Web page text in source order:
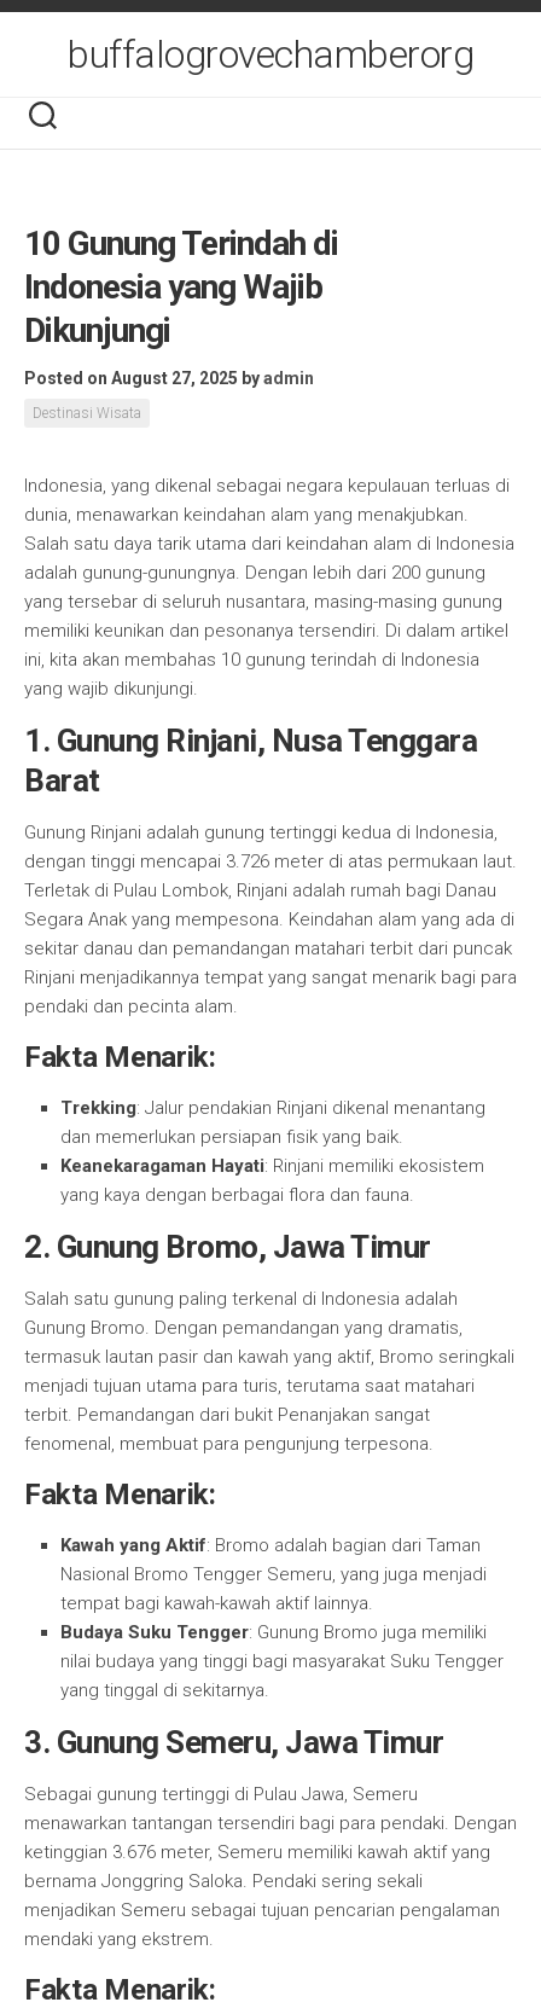
Skip
buffalogrovechamberorg
10 Gunung Terindah di
Indonesia yang Wajib
Dikunjungi
Posted on August 27, 2025 byadmin
Destinasi Wisata
Indonesia, yang dikenal sebagai negara kepulauan terluas di
dunia, menawarkan keindahan alam yang menakjubkan.
Salah satu daya tarik utama dari keindahan alam di Indonesia
adalah gunung-gunungnya. Dengan lebih dari 200 gunung
yang tersebar di seluruh nusantara, masing-masing gunung
memiliki keunikan dan pesonanya tersendiri. Di dalam artikel
ini, kita akan membahas 10 gunung terindah di Indonesia
yang wajib dikunjungi.
1. Gunung Rinjani, Nusa Tenggara
Barat
Gunung Rinjani adalah gunung tertinggi kedua di Indonesia,
dengan tinggi mencapai 3.726 meter di atas permukaan laut.
Terletak di Pulau Lombok, Rinjani adalah rumah bagi Danau
Segara Anak yang mempesona. Keindahan alam yang ada di
sekitar danau dan pemandangan matahari terbit dari puncak
Rinjani menjadikannya tempat yang sangat menarik bagi para
pendaki dan pecinta alam.
Fakta Menarik:
Trekking: Jalur pendakian Rinjani dikenal menantang
dan memerlukan persiapan fisik yang baik.
Keanekaragaman Hayati: Rinjani memiliki ekosistem
yang kaya dengan berbagai flora dan fauna.
2. Gunung Bromo, Jawa Timur
Salah satu gunung paling terkenal di Indonesia adalah
Gunung Bromo. Dengan pemandangan yang dramatis,
termasuk lautan pasir dan kawah yang aktif, Bromo seringkali
menjadi tujuan utama para turis, terutama saat matahari
terbit. Pemandangan dari bukit Penanjakan sangat
fenomenal, membuat para pengunjung terpesona.
Fakta Menarik:
Kawah yang Aktif: Bromo adalah bagian dari Taman
Nasional Bromo Tengger Semeru, yang juga menjadi
tempat bagi kawah-kawah aktif lainnya.
Budaya Suku Tengger: Gunung Bromo juga memiliki
nilai budaya yang tinggi bagi masyarakat Suku Tengger
yang tinggal di sekitarnya.
3. Gunung Semeru, Jawa Timur
Sebagai gunung tertinggi di Pulau Jawa, Semeru
menawarkan tantangan tersendiri bagi para pendaki. Dengan
ketinggian 3.676 meter, Semeru memiliki kawah aktif yang
bernama Jonggring Saloka. Pendaki sering sekali
menjadikan Semeru sebagai tujuan pencarian pengalaman
mendaki yang ekstrem.
Fakta Menarik: